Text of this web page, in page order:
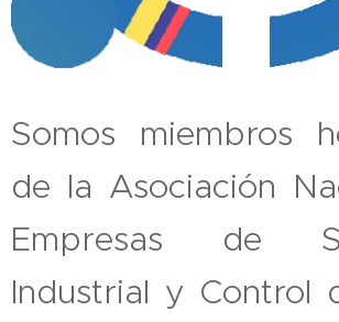
Somos miembros
de la Asociación
Empresas de
Industrial y Control